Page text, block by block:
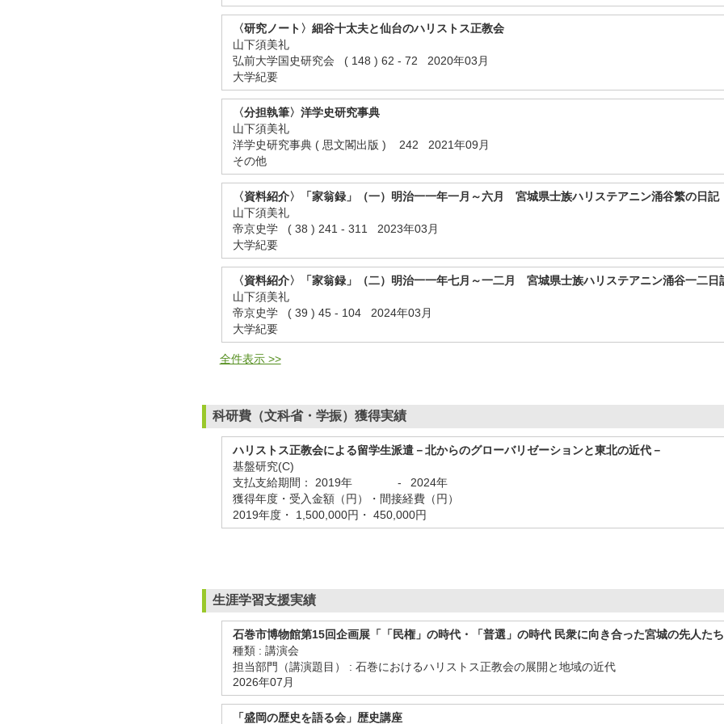
〈研究ノート〉細谷十太夫と仙台のハリストス正教会
山下須美礼
弘前大学国史研究会 ( 148 ) 62 - 72 2020年03月
大学紀要
〈分担執筆〉洋学史研究事典
山下須美礼
洋学史研究事典 ( 思文閣出版 ) 242 2021年09月
その他
〈資料紹介〉「家翁録」（一）明治一一年一月～六月 宮城県士族ハリステアニン涌谷繁の日記
山下須美礼
帝京史学 ( 38 ) 241 - 311 2023年03月
大学紀要
〈資料紹介〉「家翁録」（二）明治一一年七月～一二月 宮城県士族ハリステアニン涌谷一二日
山下須美礼
帝京史学 ( 39 ) 45 - 104 2024年03月
大学紀要
全件表示 >>
科研費（文科省・学振）獲得実績
ハリストス正教会による留学生派遣－北からのグローバリゼーションと東北の近代－
基盤研究(C)
支払支給期間：
2019年 -
2024年
獲得年度・受入金額（円）・間接経費（円）
2019年度・ 1,500,000円・ 450,000円
生涯学習支援実績
石巻市博物館第15回企画展「「民権」の時代・「普選」の時代 民衆に向き合った宮城の先人た
種類 : 講演会
担当部門（講演題目） : 石巻におけるハリストス正教会の展開と地域の近代
2026年07月
「盛岡の歴史を語る会」歴史講座